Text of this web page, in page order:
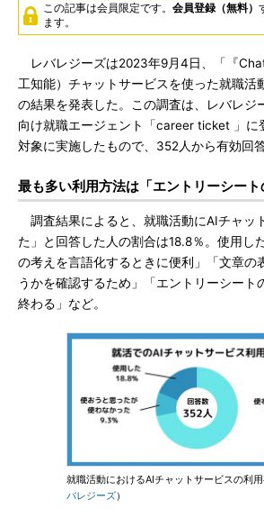
この記事は会員限定です。 会員登録（無料）
ます。
レバレジーズは2023年9月4日、「『
工知能）チャットサービスを使った就職活
の結果を発表した。この調査は、レバレジ
向け就職エージェント「career ticket 」に
対象に実施したもので、352人から有効回答
最も多い利用方法は「エントリーシート
調査結果によると、就職活動にAIチャッ
た」と回答した人の割合は18.8％。使用し
の考えを言語化するときに便利」「文章の
うかを確認するため」「エントリーシート
終わる」など。
就職活動におけるAIチャットサービスの利用
バレジーズ）